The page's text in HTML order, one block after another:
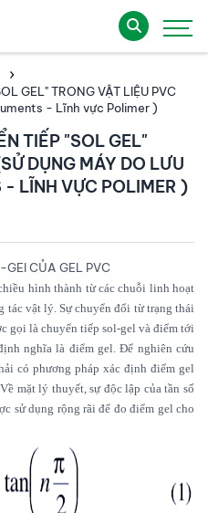
GEL" TRONG VẬT LIỆU PVC
- Lĩnh vực Polimer )
TIẾP "SOL GEL"
DỤNG MÁY DO LƯU
- LĨNH VỰC POLIMER )
CỦA GEL PVC
hình thành từ các chuỗi linh hoạt
tác vật lý. Sự chuyển đổi từ trạng thái
gọi là chuyển tiếp sol-gel và điểm tới
nghĩa là điểm gel. Để nghiên cứu
có phương pháp xác định điểm gel
mặt lý thuyết, sự độc lập của tần số
sử dụng rộng rãi để đo điểm gel cho